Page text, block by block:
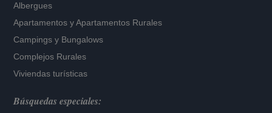
Albergues
Apartamentos yApartamentos Rurales
Campings y Bungalows
Complejos Rurales
Viviendas turísticas
Búsquedas especiales: